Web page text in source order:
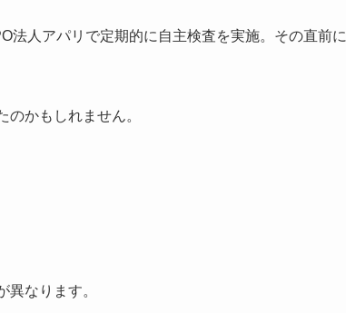
法人アパリで定期的に自主検査を実施。その直前に
かもしれません。
なります。